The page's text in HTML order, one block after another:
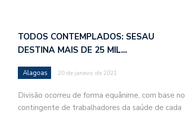
TODOS CONTEMPLADOS: SESAU
DESTINA MAIS DE 25 MIL…
Alagoas 20 de janeiro de 2021
Divisão ocorreu de forma equânime, com base no
contingente de trabalhadores da saúde de cada